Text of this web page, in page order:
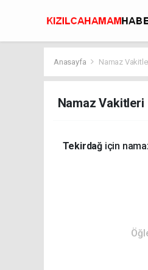
Anasayfa Namaz
Namaz Vakitleri
Tekirdağiçin